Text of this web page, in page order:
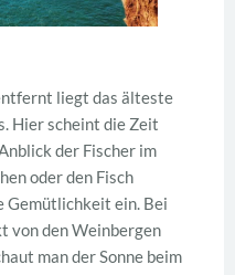
liegt das älteste
Hier scheint die Zeit
der Fischer im
oder den Fisch
Gemütlichkeit ein. Bei
von den Weinbergen
man der Sonne beim